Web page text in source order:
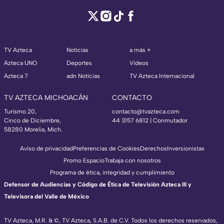
TV Azteca
Azteca UNO
Azteca 7
Noticias
Deportes
adn Noticias
a más +
Videos
TV Azteca Internacional
TV AZTECA MICHOACÁN
Turismo 20,
Cinco de Diciembre,
58280 Morelia, Mich.
CONTACTO
contacto@tvazteca.com
44 3157 6812 | Conmutador
TV Azteca, M.R. & ©, TV Azteca, S.A.B. de C.V. Todos los derechos reservados,
Aviso de privacidadPreferencias de CookiesDerechosInversionistas
Promo EspacioTrabaja con nosotros
Programa de ética, integridad y cumplimiento
Defensor de Audiencias y Código de Ética de Televisión Azteca III y
Televisora del Valle de México